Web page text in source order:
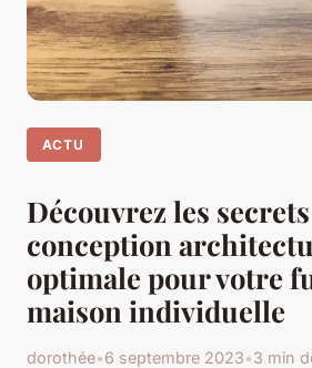
ACTU
Découvrez les
conception
optimale pour votre
maison individuelle
dorothée•6 septembre 2023•3 min